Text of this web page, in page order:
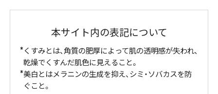
本サイト内の表記について
くすみとは、角質の肥厚によって肌の透明感が失われ、
乾燥でくすんだ肌色に見えること。
美白とはメラニンの生成を抑え、シミ・ソバカスを防
ぐこと。